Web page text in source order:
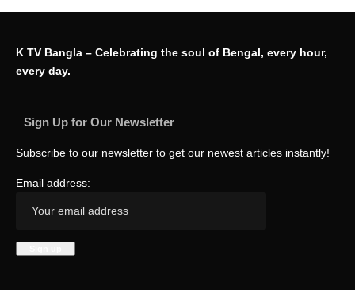
K TV Bangla – Celebrating the soul of Bengal, every hour,
every day.
Sign Up for Our Newsletter
Subscribe to our newsletter to get our newest articles instantly!
Email address: